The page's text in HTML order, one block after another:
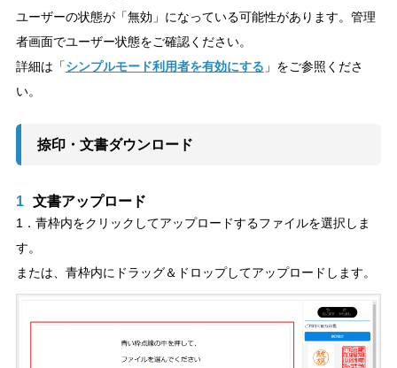
ユーザーの状態が「無効」になっている可能性があります。管理
者画面でユーザー状態をご確認ください。
詳細は「シンプルモード利用者を有効にする 」をご参照くださ
い。
捺印・文書ダウンロード
1 文書アップロード
1．青枠内をクリックしてアップロードするファイルを選択しま
す。
または、青枠内にドラッグ＆ドロップしてアップロードします。